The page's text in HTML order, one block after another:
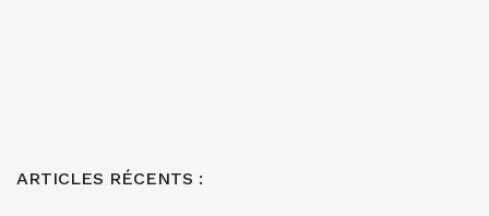
ARTICLES RÉCENTS :